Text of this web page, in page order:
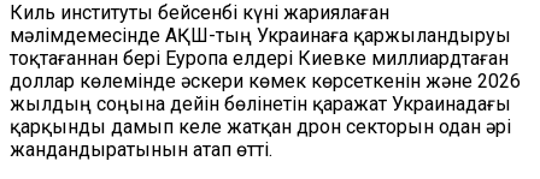
Киль институты бейсенбі күні жариялаған
мәлімдемесінде АҚШ-тың Украинаға қаржыландыруы
тоқтағаннан бері Еуропа елдері Киевке миллиардтаған
доллар көлемінде әскери көмек көрсеткенін және 2026
жылдың соңына дейін бөлінетін қаражат Украинадағы
қарқынды дамып келе жатқан дрон секторын одан әрі
жандандыратынын атап өтті.